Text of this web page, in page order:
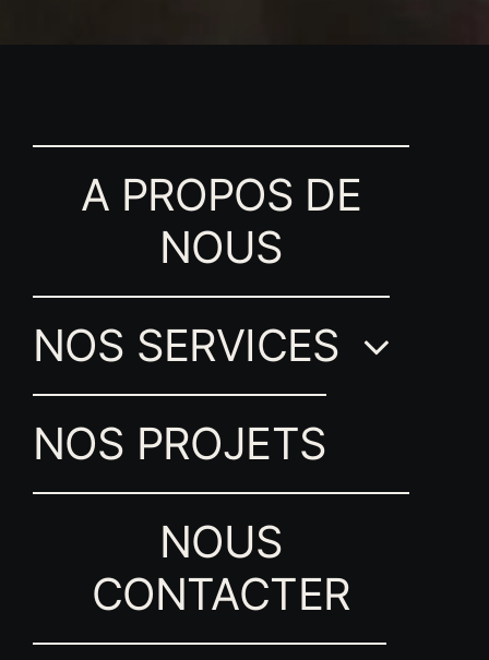
A PROPOS DE
NOUS
NOS SERVICES
NOS PROJETS
NOUS
CONTACTER